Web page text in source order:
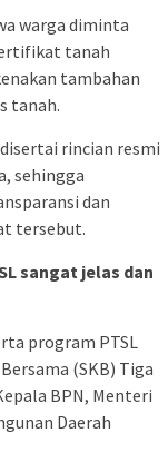
warga diminta
tanah
tambahan
tanah.
rincian resmi
sehingga
dan
tersebut.
sangat jelas dan
program PTSL
(SKB) Tiga
BPN, Menteri
Daerah